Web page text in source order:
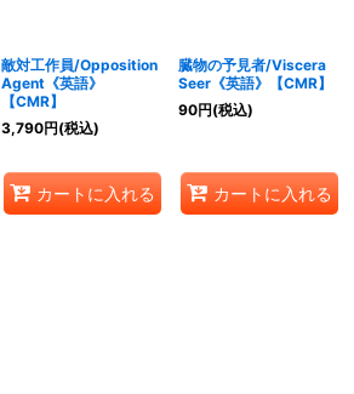
敵対工作員/Opposition
Agent《英語》
【CMR】
3,790円(税込)
カートに入れる
臓物の予見者/Viscera
Seer《英語》【CMR】
90円(税込)
カートに入れる